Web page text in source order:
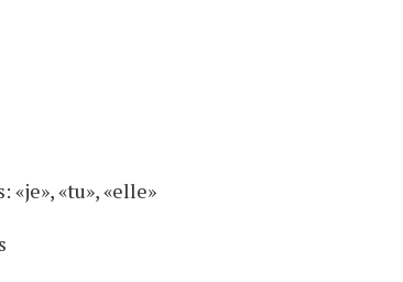
«je», «tu», «elle»